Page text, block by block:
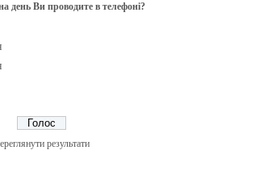
день Ви проводите в телефоні?
результати